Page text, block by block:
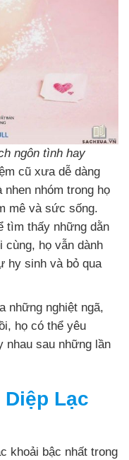
ngôn tình hay
cũ xưa dễ dàng
nhóm trong họ
mê và sức sống.
tìm thấy những dằn
họ vẫn dành
hy sinh và bỏ qua
những nghiệt ngã,
họ có thể yêu
nhau sau những lần
Diệp Lạc
khoải bậc nhất trong